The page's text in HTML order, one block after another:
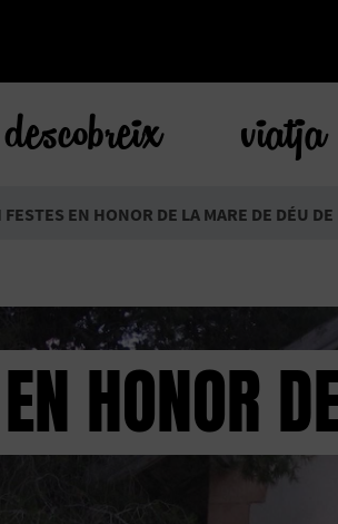
descobreix viatja
EN HONOR DE LA MARE DE DÉU
HONOR